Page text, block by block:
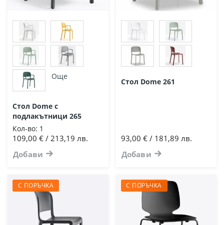
Още
Стол Dome с
подлакътници 265
Кол-во: 1
109,00 € / 213,19 лв.
Добави
Стол Dome 261
93,00 € / 181,89 лв.
Добави
С ПОРЪЧКА С ПОРЪЧКА